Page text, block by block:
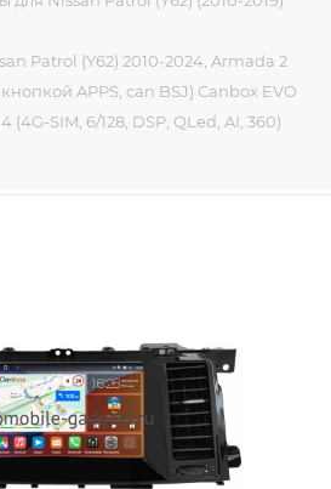
Patrol (Y62) 2010-2024, Armada 2
APPS, can BSJ) Canbox EVO
(4G-SIM, 6/128, DSP, QLed, AI, 360)